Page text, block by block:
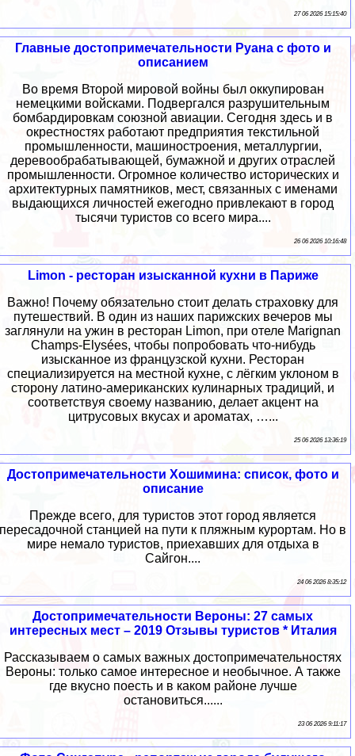
27 06 2026 15:15:40
Главные достопримечательности Руана с фото и
описанием
Во время Второй мировой войны был оккупирован
немецкими войсками. Подвергался разрушительным
бомбардировкам союзной авиации. Сегодня здесь и в
окрестностях работают предприятия текстильной
промышленности, машиностроения, металлургии,
деревообрабатывающей, бумажной и других отраслей
промышленности. Огромное количество исторических и
архитектурных памятников, мест, связанных с именами
выдающихся личностей ежегодно привлекают в город
тысячи туристов со всего мира....
26 06 2026 10:16:48
Limon - ресторан изысканной кухни в Париже
Важно! Почему обязательно стоит делать страховку для
путешествий. В один из наших парижских вечеров мы
заглянули на ужин в ресторан Limon, при отеле Marignan
Champs-Elysées, чтобы попробовать что-нибудь
изысканное из французской кухни. Ресторан
специализируется на местной кухне, с лёгким уклоном в
сторону латино-американских кулинарных традиций, и
соответствуя своему названию, делает акцент на
цитрусовых вкусах и ароматах, …...
25 06 2026 13:36:19
Достопримечательности Хошимина: список, фото и
описание
Прежде всего, для туристов этот город является
пересадочной станцией на пути к пляжным курортам. Но в
мире немало туристов, приехавших для отдыха в
Сайгон....
24 06 2026 8:35:12
Достопримечательности Вероны: 27 самых
интересных мест – 2019 Отзывы туристов * Италия
Рассказываем о самых важных достопримечательностях
Вероны: только самое интересное и необычное. А также
где вкусно поесть и в каком районе лучше
остановиться......
23 06 2026 9:11:17